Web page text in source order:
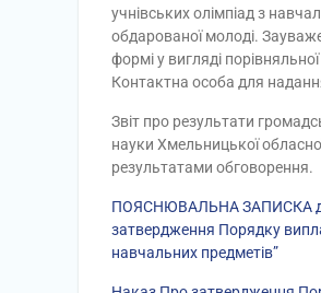
учнівських олімпіад з
обдарованої молоді.
формі у вигляді
Контактна особа для
Звіт про результати
науки Хмельницької
результатами обговорення.
ПОЯСНЮВАЛЬНА ЗАПИСКА до
затвердження Порядку
навчальних предметів”